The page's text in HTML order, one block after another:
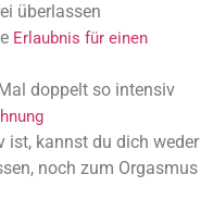
überlassen
Erlaubnis für einen
doppelt so intensiv
ist, kannst du dich weder
noch zum Orgasmus